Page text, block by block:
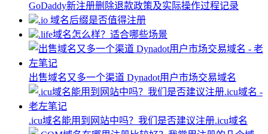
GoDaddy新注册删除退款政策及实际操作过程记录
.io 域名后缀是否值得注册
.life域名怎么样？适合哪些场景
出售域名又多一个渠道 Dynadot用户市场交易域名
.icu域名能用到网站中吗？我们是否建议注册.icu域名